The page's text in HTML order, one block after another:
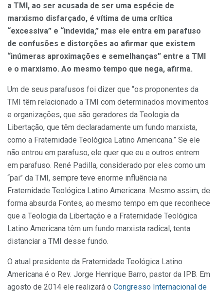
a TMI, ao ser acusada de ser uma espécie de
marxismo disfarçado, é vítima de uma crítica
“excessiva” e “indevida,” mas ele entra em parafuso
de confusões e distorções ao afirmar que existem
“inúmeras aproximações e semelhanças” entre a TMI
e o marxismo. Ao mesmo tempo que nega, afirma.
Um de seus parafusos foi dizer que “os proponentes da
TMI têm relacionado a TMI com determinados movimentos
e organizações, que são geradores da Teologia da
Libertação, que têm declaradamente um fundo marxista,
como a Fraternidade Teológica Latino Americana.” Se ele
não entrou em parafuso, ele quer que eu e outros entrem
em parafuso. René Padilla, considerado por eles como um
“pai” da TMI, sempre teve enorme influência na
Fraternidade Teológica Latino Americana. Mesmo assim, de
forma absurda Fontes, ao mesmo tempo em que reconhece
que a Teologia da Libertação e a Fraternidade Teológica
Latino Americana têm um fundo marxista radical, tenta
distanciar a TMI desse fundo.
O atual presidente da Fraternidade Teológica Latino
Americana é o Rev. Jorge Henrique Barro, pastor da IPB. Em
agosto de 2014 ele realizará o Congresso Internacional de